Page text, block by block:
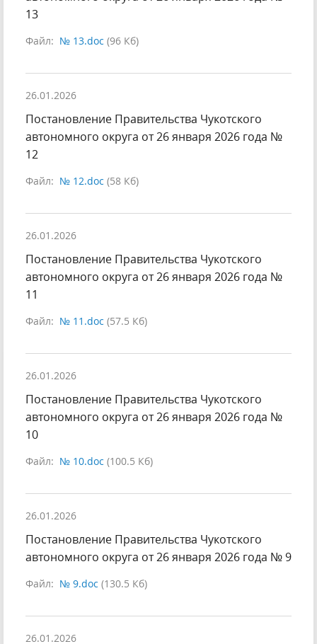
13
Файл: № 13.doc (96 Кб)
26.01.2026
Постановление Правительства Чукотского
автономного округа от 26 января 2026 года №
12
Файл: № 12.doc (58 Кб)
26.01.2026
Постановление Правительства Чукотского
автономного округа от 26 января 2026 года №
11
Файл: № 11.doc (57.5 Кб)
26.01.2026
Постановление Правительства Чукотского
автономного округа от 26 января 2026 года №
10
Файл: № 10.doc (100.5 Кб)
26.01.2026
Постановление Правительства Чукотского
автономного округа от 26 января 2026 года № 9
Файл: № 9.doc (130.5 Кб)
26.01.2026